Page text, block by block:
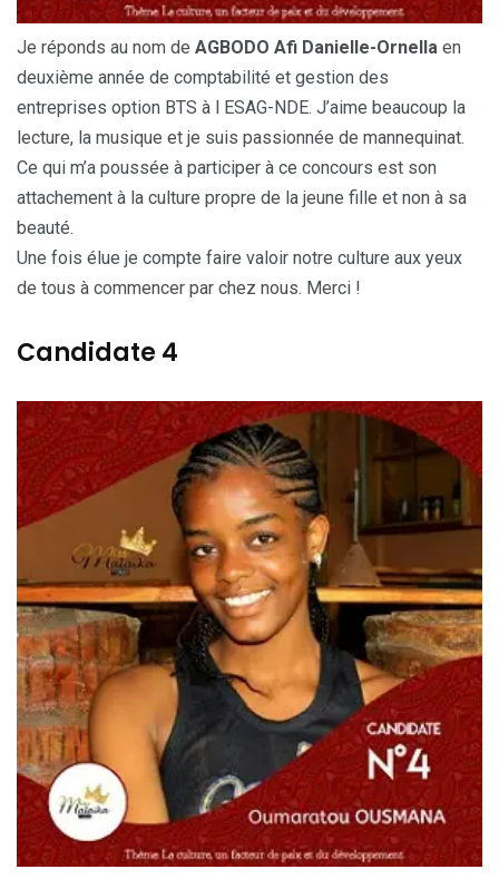
Je réponds au nom de AGBODO Afi Danielle-Ornella en
deuxième année de comptabilité et gestion des
entreprises option BTS à l ESAG-NDE. J’aime beaucoup la
lecture, la musique et je suis passionnée de mannequinat.
Ce qui m’a poussée à participer à ce concours est son
attachement à la culture propre de la jeune fille et non à sa
beauté.
Une fois élue je compte faire valoir notre culture aux yeux
de tous à commencer par chez nous. Merci !
Candidate 4